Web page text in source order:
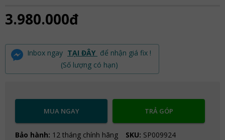
3.980.000đ
Inbox ngay TẠI ĐÂY để nhận giá fix !
(Số lượng có hạn)
MUA NGAY TRẢ GÓP
Bảo hành: 12 tháng chính hãng SKU: SP009924